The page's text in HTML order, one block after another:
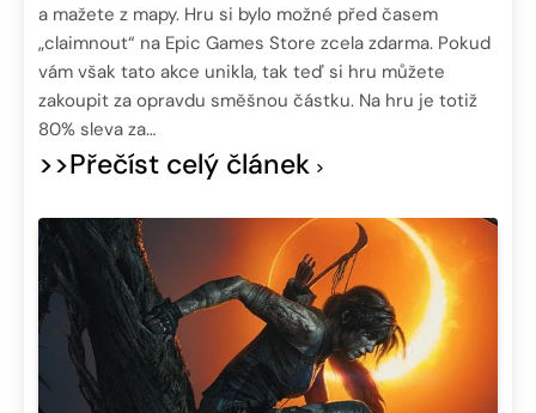
a mažete z mapy. Hru si bylo možné před časem
„claimnout“ na Epic Games Store zcela zdarma. Pokud
vám však tato akce unikla, tak teď si hru můžete
zakoupit za opravdu směšnou částku. Na hru je totiž
80% sleva za…
>>Přečíst celý článek